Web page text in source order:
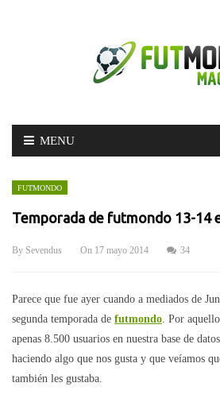
Skip
MENU
FUTMONDO
Temporada de futmondo 13-14
By Sevendus On 17 mayo 2014 34
Parece que fue ayer cuando a mediados de
segunda temporada de futmondo. Por
apenas 8.500 usuarios en nuestra base de
haciendo algo que nos gusta y que veíamos
también les gustaba.